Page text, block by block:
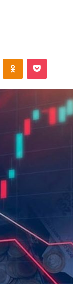
Odnoklassniki
Pocket